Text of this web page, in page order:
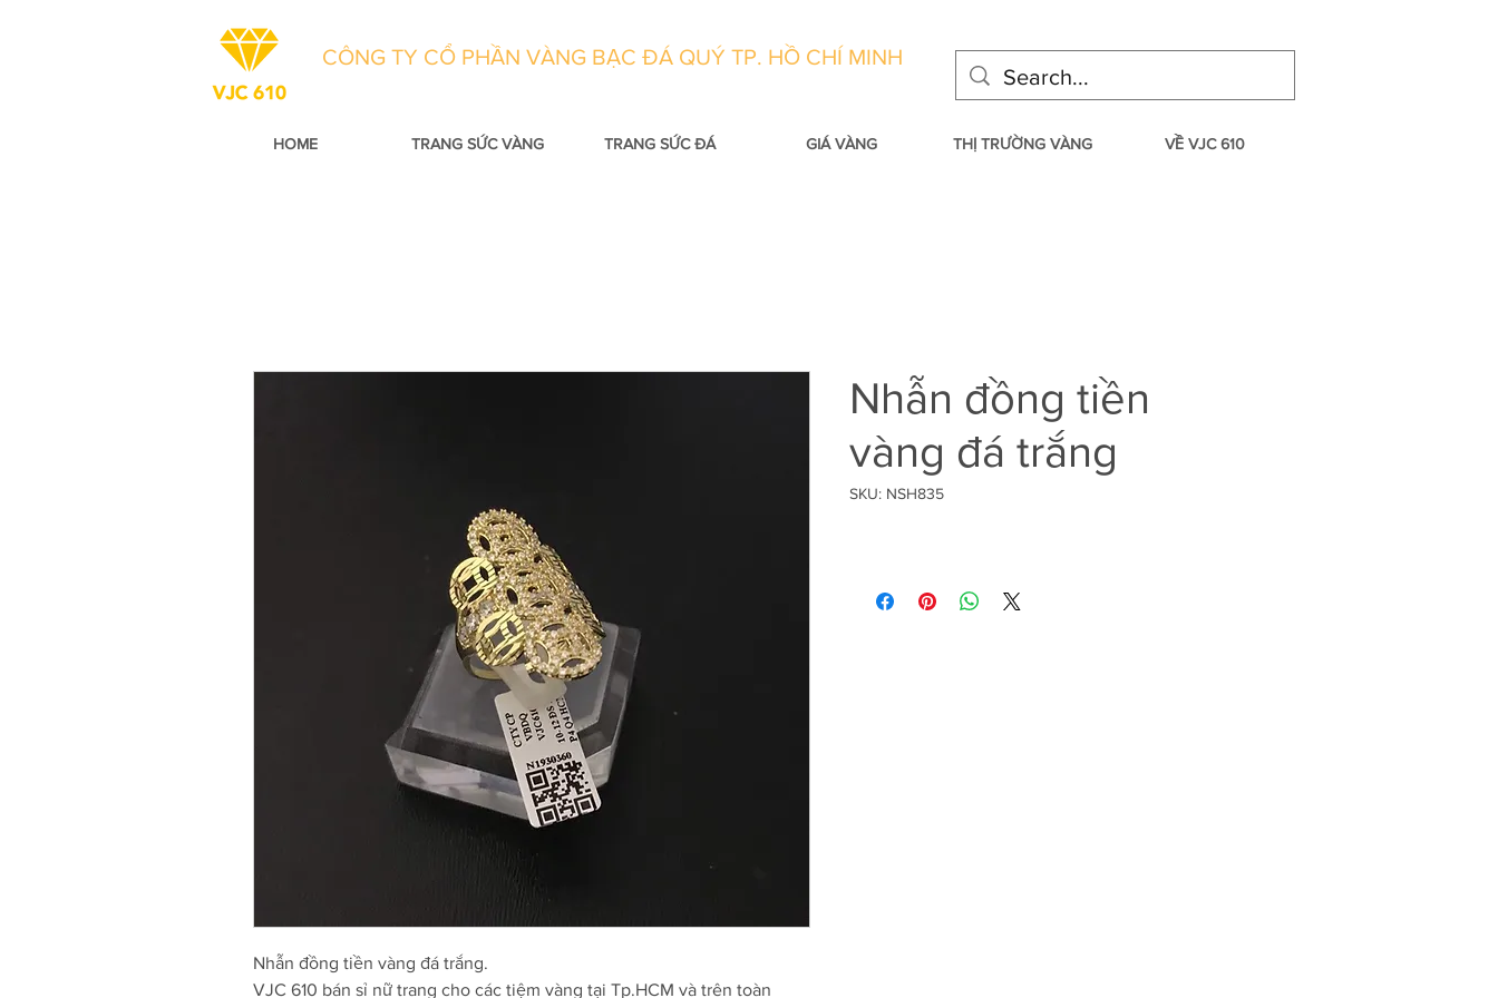
CÔNG TY CỔ PHẦN VÀNG BẠC ĐÁ QUÝ TP. HỒ CHÍ MINH
HOME TRANG SỨC VÀNG TRANG SỨC ĐÁ GIÁ VÀNG THỊ TRƯỜNG VÀNG VỀ VJC 610
Nhẫn đồng tiền vàng đá trắng.
VJC 610 bán sỉ nữ trang cho các tiệm vàng tại Tp.HCM và trên toàn
Nhẫn đồng tiền
vàng đá trắng
SKU: NSH835